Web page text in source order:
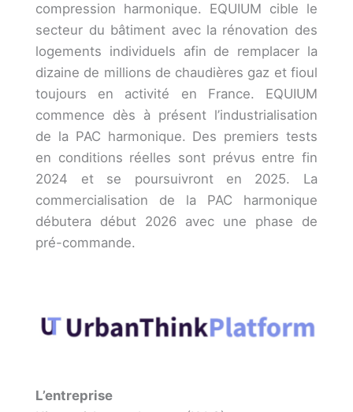
compression harmonique. EQUIUM cible le
secteur du bâtiment avec la rénovation des
logements individuels afin de remplacer la
dizaine de millions de chaudières gaz et fioul
toujours en activité en France. EQUIUM
commence dès à présent l’industrialisation
de la PAC harmonique. Des premiers tests
en conditions réelles sont prévus entre fin
2024 et se poursuivront en 2025. La
commercialisation de la PAC harmonique
débutera début 2026 avec une phase de
pré-commande.
L’entreprise